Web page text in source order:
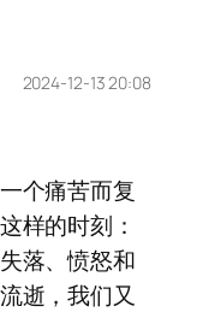
2024-12-13 20:08
个痛苦而复
样的时刻：
落、愤怒和
逝，我们又